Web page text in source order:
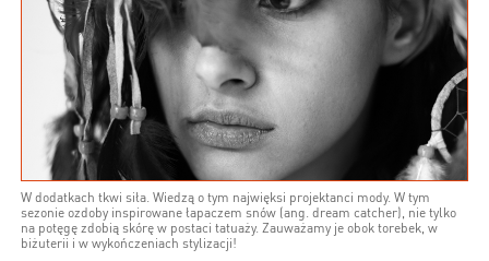
W dodatkach tkwi siła. Wiedzą o tym najwięksi projektanci mody. W tym
sezonie ozdoby inspirowane łapaczem snów (ang. dream catcher), nie tylko
na potęgę zdobią skórę w postaci tatuaży. Zauważamy je obok torebek, w
biżuterii i w wykończeniach stylizacji!